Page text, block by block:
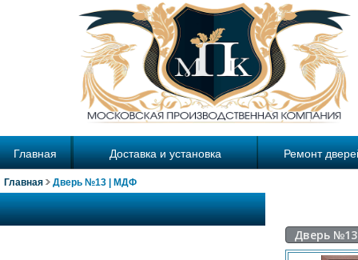
Главная Доставка и установка Ремонт
Главная Дверь №13 | МДФ
Дверь №13